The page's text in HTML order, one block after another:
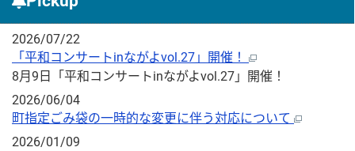
2026/07/22
「平和コンサートinながよvol.27」開催！
8月9日「平和コンサートinながよvol.27」開催！
2026/06/04
町指定ごみ袋の一時的な変更に伴う対応について
2026/01/09